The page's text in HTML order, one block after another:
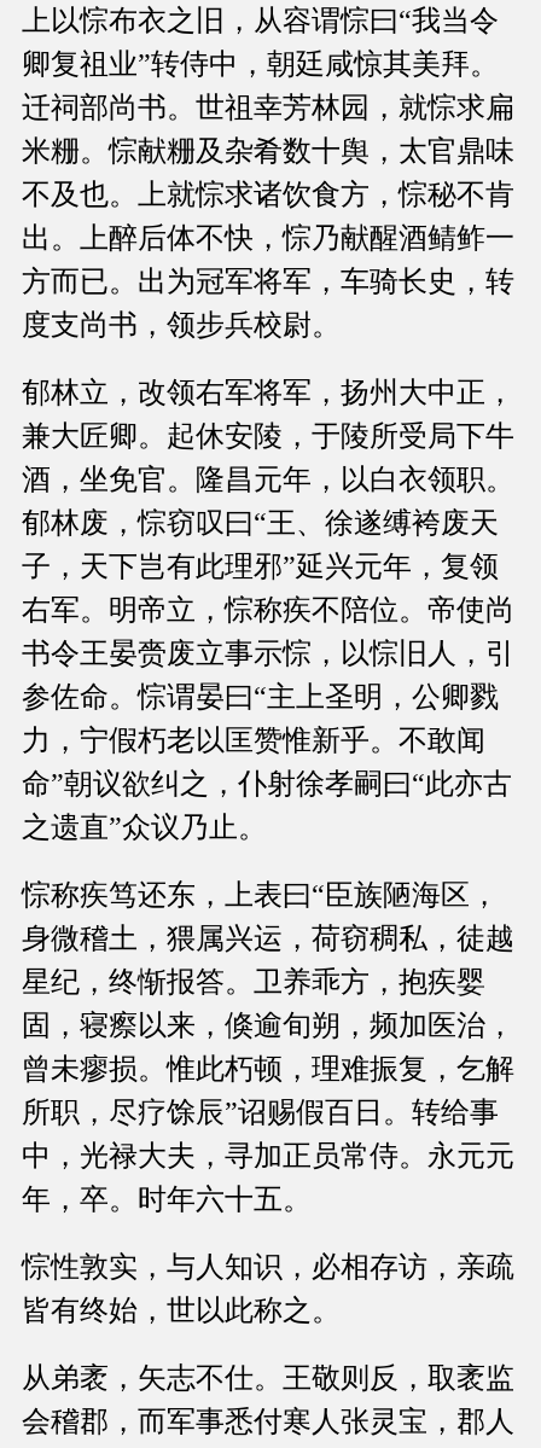
上以悰布衣之旧，从容谓悰曰“我当令
卿复祖业”转侍中，朝廷咸惊其美拜。
迁祠部尚书。世祖幸芳林园，就悰求扁
米粣。悰献粣及杂肴数十舆，太官鼎味
不及也。上就悰求诸饮食方，悰秘不肯
出。上醉后体不快，悰乃献醒酒鲭鲊一
方而已。出为冠军将军，车骑长史，转
度支尚书，领步兵校尉。
郁林立，改领右军将军，扬州大中正，
兼大匠卿。起休安陵，于陵所受局下牛
酒，坐免官。隆昌元年，以白衣领职。
郁林废，悰窃叹曰“王、徐遂缚袴废天
子，天下岂有此理邪”延兴元年，复领
右军。明帝立，悰称疾不陪位。帝使尚
书令王晏赍废立事示悰，以悰旧人，引
参佐命。悰谓晏曰“主上圣明，公卿戮
力，宁假朽老以匡赞惟新乎。不敢闻
命”朝议欲纠之，仆射徐孝嗣曰“此亦古
之遗直”众议乃止。
悰称疾笃还东，上表曰“臣族陋海区，
身微稽土，猥属兴运，荷窃稠私，徒越
星纪，终惭报答。卫养乖方，抱疾婴
固，寝瘵以来，倏逾旬朔，频加医治，
曾未瘳损。惟此朽顿，理难振复，乞解
所职，尽疗馀辰”诏赐假百日。转给事
中，光禄大夫，寻加正员常侍。永元元
年，卒。时年六十五。
悰性敦实，与人知识，必相存访，亲疏
皆有终始，世以此称之。
从弟袤，矢志不仕。王敬则反，取袤监
会稽郡，而军事悉付寒人张灵宝，郡人